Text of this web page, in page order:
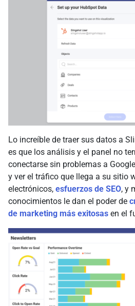
Lo increíble de traer sus datos a
es que los análisis y el panel no
conectarse sin problemas a
y ver el tráfico que llega a su sitio
electrónicos, esfuerzos de SEO, y
conocimientos le dan el poder de
de marketing más exitosas en el